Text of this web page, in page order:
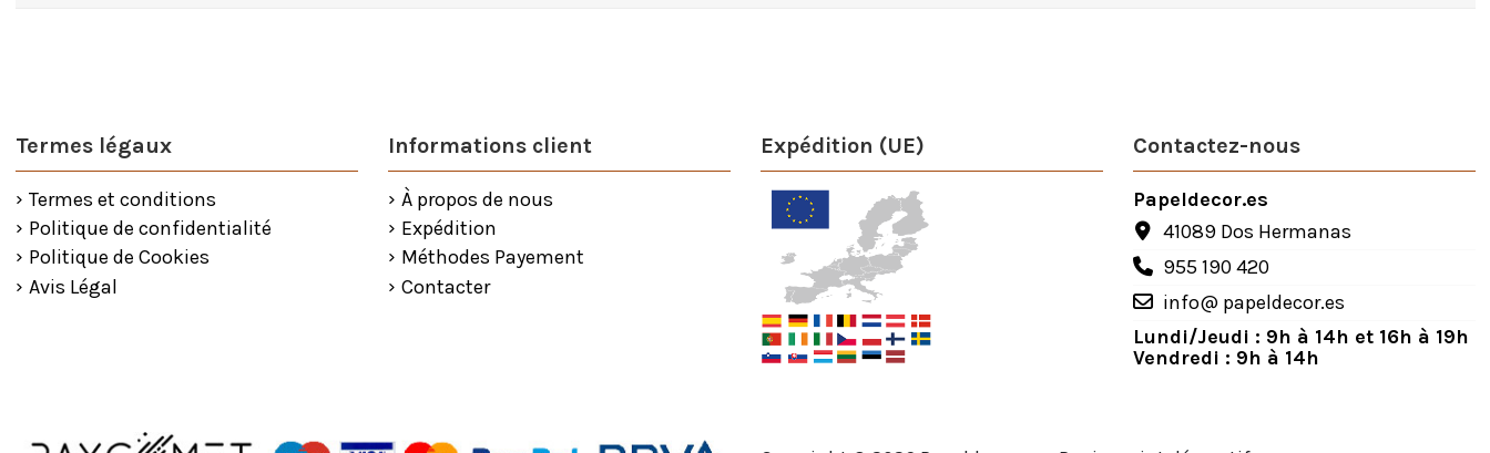
Termes légaux
Termes et conditions
Politique de confidentialité
Politique de Cookies
Avis Légal
Informations client
À propos de nous
Expédition
Méthodes Payement
Contacter
Expédition (UE) Contactez-nous
Papeldecor.es
41089 Dos Hermanas
955 190 420
info@ papeldecor.es
Lundi/Jeudi : 9h à 14h et 16h à 19h
Vendredi : 9h à 14h